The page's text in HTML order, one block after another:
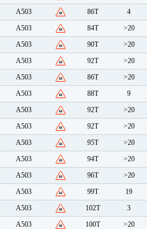
A503 86T 4
A503 84T >20
A503 90T >20
A503 92T >20
A503 86T >20
A503 88T 9
A503 92T >20
A503 92T >20
A503 95T >20
A503 94T >20
A503 96T >20
A503 99T 19
A503 102T 3
A503 100T >20